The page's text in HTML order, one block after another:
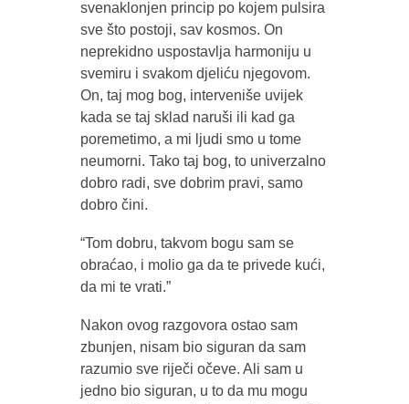
svenaklonjen princip po kojem pulsira
sve što postoji, sav kosmos. On
neprekidno uspostavlja harmoniju u
svemiru i svakom djeliću njegovom.
On, taj mog bog, interveniše uvijek
kada se taj sklad naruši ili kad ga
poremetimo, a mi ljudi smo u tome
neumorni. Tako taj bog, to univerzalno
dobro radi, sve dobrim pravi, samo
dobro čini.
“Tom dobru, takvom bogu sam se
obraćao, i molio ga da te privede kući,
da mi te vrati.”
Nakon ovog razgovora ostao sam
zbunjen, nisam bio siguran da sam
razumio sve riječi očeve. Ali sam u
jedno bio siguran, u to da mu mogu